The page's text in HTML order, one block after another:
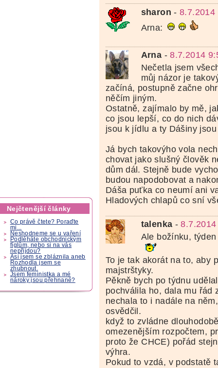
Nejčtenější články
Co právě čtete? Poraďte
mi...
Neshodneme se u vaření
Podléháte obchodnickým
fíglům, nebo si na vás
nepřijdou?
Asi jsem se zbláznila aneb
Rozhodla jsem se
zhubnout.
Jsem feministka a mé
nároky jsou přehnané?
sharon -8.7.2014
Arna:
Arna -8.7.2014
Nečetla jsem
můj názor je
začíná, postupně začne
něčím jiným.
Ostatně, zajímalo by mě,
co jsou lepší, co do nich
jsou k jídlu a ty Dášiny
Já bych takovýho vola
chovat jako slušný člověk
dům dál. Stejně bude
budou napodobovat a
Dáša puťka co neumí ani
Hladových chlapů co sní
talenka -
Ale božínku,
To je tak akorát na to, aby
majstrštyky.
Pěkně bych po týdnu
pochválila ho, dala mu řád
nechala to i nadále na
osvědčil.
když to zvládne
omezenějším rozpočtem,
proto že CHCE) pořád
výhra.
Pokud to vzdá, v podstatě